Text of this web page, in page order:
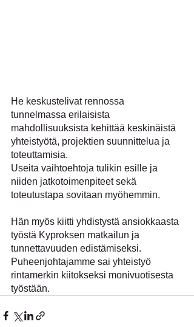
He keskustelivat rennossa
tunnelmassa erilaisista
mahdollisuuksista kehittää keskinäistä
yhteistyötä, projektien suunnittelua ja
toteuttamisia.
Useita vaihtoehtoja tulikin esille ja
niiden jatkotoimenpiteet sekä
toteutustapa sovitaan myöhemmin.
Hän myös kiitti yhdistystä ansiokkaasta
työstä Kyproksen matkailun ja
tunnettavuuden edistämiseksi.
Puheenjohtajamme sai yhteistyö
rintamerkin kiitokseksi monivuotisesta
työstään.